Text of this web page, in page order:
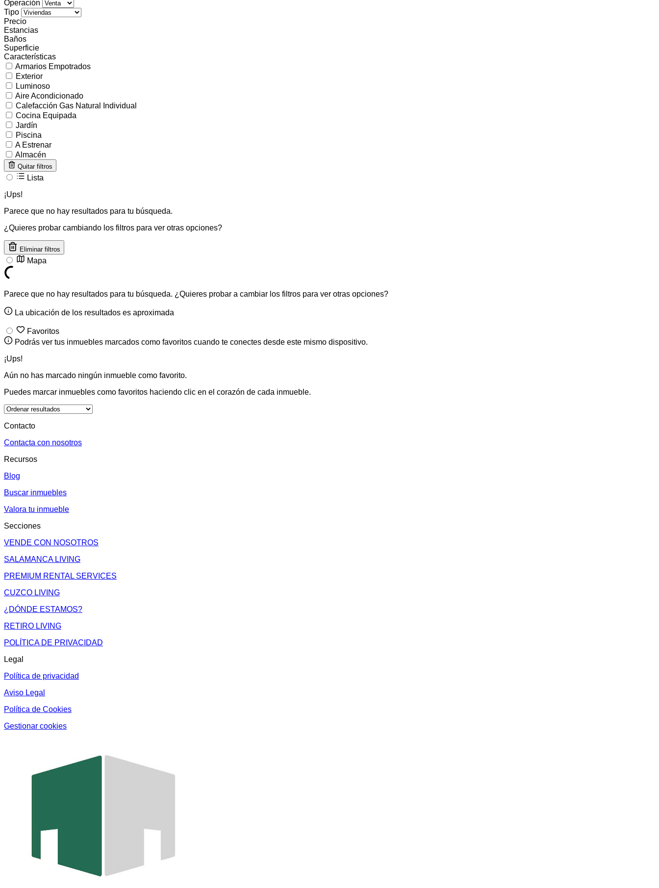
Operación
Tipo
Precio
Estancias
Baños
Superficie
Características
Armarios Empotrados
Exterior
Luminoso
Aire Acondicionado
Calefacción Gas Natural Individual
Cocina Equipada
Jardín
Piscina
A Estrenar
Almacén
Quitar filtros
Lista
¡Ups!
Parece que no hay resultados para tu búsqueda.
¿Quieres probar cambiando los filtros para ver otras opciones?
Eliminar filtros
Mapa
Parece que no hay resultados para tu búsqueda. ¿Quieres probar a cambiar los filtros para ver otras opciones?
La ubicación de los resultados es aproximada
Favoritos
Podrás ver tus inmuebles marcados como favoritos cuando te conectes desde este mismo dispositivo.
¡Ups!
Aún no has marcado ningún inmueble como favorito.
Puedes marcar inmuebles como favoritos haciendo clic en el corazón de cada inmueble.
Contacto
Contacta con nosotros
Recursos
Blog
Buscar inmuebles
Valora tu inmueble
Secciones
VENDE CON NOSOTROS
SALAMANCA LIVING
PREMIUM RENTAL SERVICES
CUZCO LIVING
¿DÓNDE ESTAMOS?
RETIRO LIVING
POLÍTICA DE PRIVACIDAD
Legal
Política de privacidad
Aviso Legal
Política de Cookies
Gestionar cookies